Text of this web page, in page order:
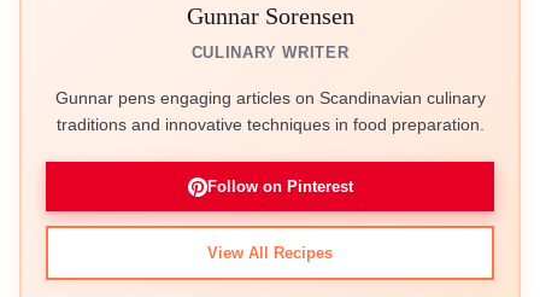
Gunnar Sorensen
CULINARY WRITER
Gunnar pens engaging articles on Scandinavian culinary
traditions and innovative techniques in food preparation.
Follow on Pinterest
View All Recipes